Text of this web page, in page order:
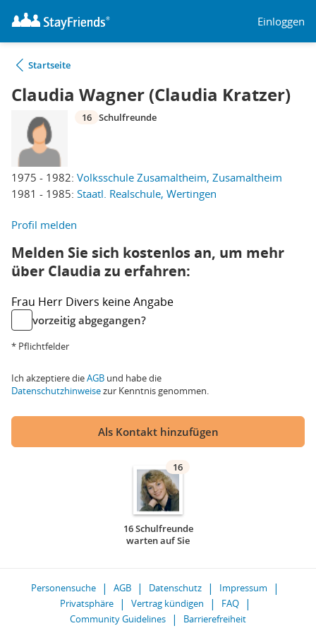
Einloggen
Startseite
Claudia Wagner (Claudia Kratzer)
1975 - 1982: Volksschule Zusamaltheim, Zusamaltheim
1981 - 1985: Staatl. Realschule, Wertingen
16 Schulfreunde
Profil melden
Melden Sie sich kostenlos an, um mehr
über Claudia zu erfahren:
Frau Herr Divers keine Angabe
vorzeitig abgegangen?
* Pflichtfelder
Ich akzeptiere dieAGB und habe die
Datenschutzhinweisezur Kenntnis genommen.
Als Kontakt hinzufügen
16
16 Schulfreunde
warten auf Sie
Personensuche AGB Datenschutz
Impressum
Privatsphäre
Vertrag kündigen
FAQ
Community Guidelines
Barrierefreiheit